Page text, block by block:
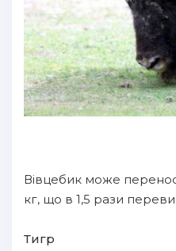
Вівцебик може
кг, що в 1,5 рази
Тигр